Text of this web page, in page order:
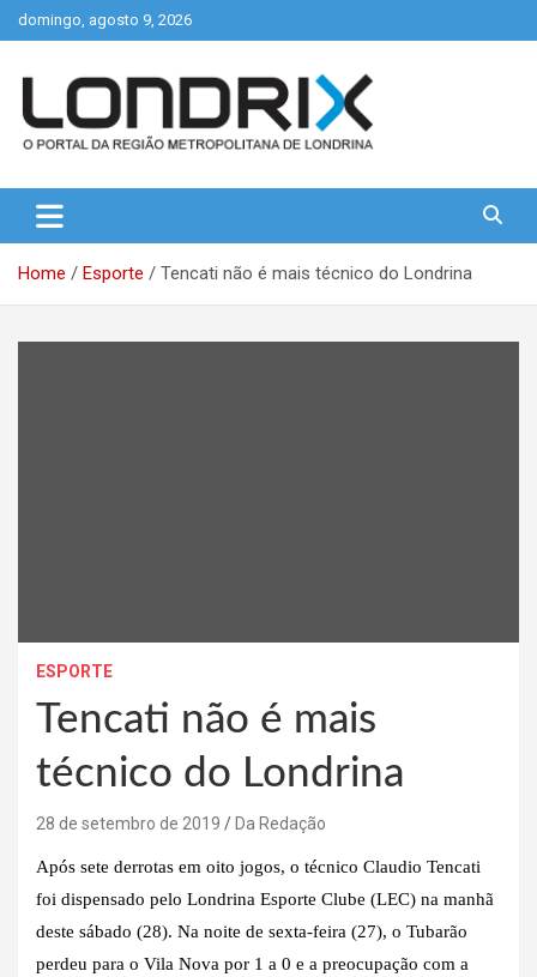
Skip
to
domingo, agosto 9, 2026
Londrix
Home Esporte Tencati não é mais técnico do Londrina
ESPORTE
Tencati não é mais
técnico do Londrina
28 de setembro de 2019 Da Redação
Após sete derrotas em oito jogos, o técnico Claudio Tencati
foi dispensado pelo Londrina Esporte Clube (LEC) na manhã
deste sábado (28). Na noite de sexta-feira (27), o Tubarão
perdeu para o Vila Nova por 1 a 0 e a preocupação com a